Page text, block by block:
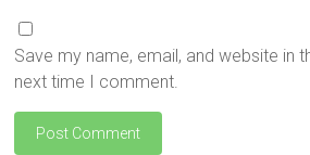
Save my name, email, and website in
next time I comment.